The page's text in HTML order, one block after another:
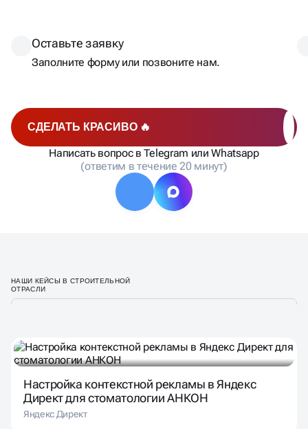
СДЕЛАТЬ КРАСИВО 🔥
Написать вопрос в Telegram или Whatsapp
(ответим в течение 20 минут)
Оставьте заявку
Заполните форму или позвоните нам.
НАШИ КЕЙСЫ В СТРОИТЕЛЬНОЙ
ОТРАСЛИ
Настройка контекстной рекламы в Яндекс
Директ для стоматологии АНКОН
Яндекс Директ